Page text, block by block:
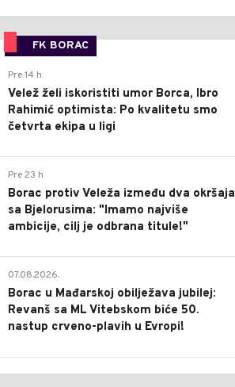
FK BORAC
Pre 14 h
Velež želi iskoristiti umor Borca, Ibro
Rahimić optimista: Po kvalitetu smo
četvrta ekipa u ligi
Pre 23 h
Borac protiv Veleža između dva okršaja
sa Bjelorusima: "Imamo najviše
ambicije, cilj je odbrana titule!"
07.08.2026.
Borac u Mađarskoj obilježava jubilej:
Revanš sa ML Vitebskom biće 50.
nastup crveno-plavih u Evropi!